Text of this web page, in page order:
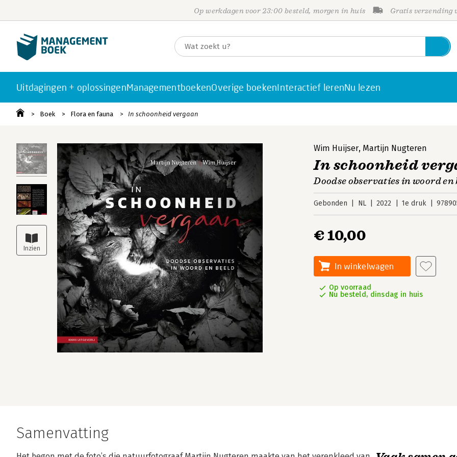
Op werkdagen voor 23:00 besteld, morgen in huis Gratis verzending
Uitdagingen + oplossingenManagementboekenOverige boekenInteractief lerenNu lezen
Boek Flora en fauna In schoonheid vergaan
Wim Huijser, Martijn Nugteren
In schoonheid
Doodse observaties in woord en
Gebonden NL 2022 1e druk
€ 10,00
In winkelwagen
Op voorraad
Nu besteld, dinsdag in huis
Samenvatting